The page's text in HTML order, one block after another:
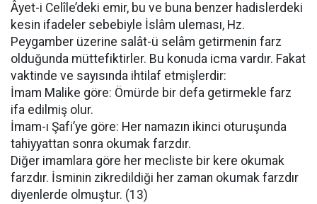
Âyet-i Celîle’deki emir, bu ve buna benzer hadislerdeki
kesin ifadeler sebebiyle İslâm uleması, Hz.
Peygamber üzerine salât-ü selâm getirmenin farz
olduğunda müttefiktirler. Bu konuda icma vardır. Fakat
vaktinde ve sayısında ihtilaf etmişlerdir:
İmam Malike göre: Ömürde bir defa getirmekle farz
ifa edilmiş olur.
İmam-ı Şafi’ye göre: Her namazın ikinci oturuşunda
tahiyyattan sonra okumak farzdır.
Diğer imamlara göre her mecliste bir kere okumak
farzdır. İsminin zikredildiği her zaman okumak farzdır
diyenlerde olmuştur. (13)